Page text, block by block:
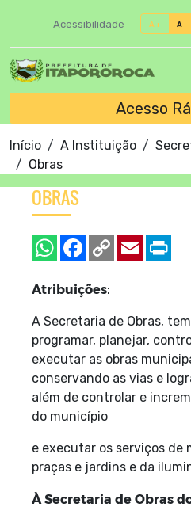
Acessibilidade A+ A
Acesso
Início A Instituição
Obras
OBRAS
Atribuições:
A Secretaria de Obras,
programar, planejar,
executar as obras
conservando as vias e
além de controlar e
do município
e executar os serviços de
praças e jardins e da
À Secretaria de Obras